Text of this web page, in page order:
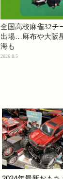
全国高校麻雀32チ
出場…麻布や大阪
海も
2026.8.5